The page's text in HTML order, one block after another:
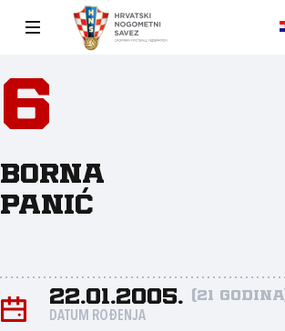
6
Borna
Panić
22.01.2005. (21 godina)
DATUM ROĐENJA